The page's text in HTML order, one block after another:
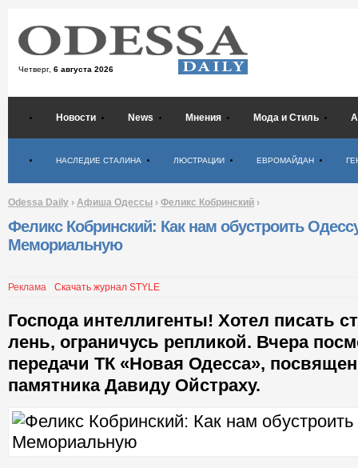
Четверг, 6 августа 2026
Новости News Мнения Мода и Стиль
НАСЛЕДИЕ СТАЛИНА ЛЮСТРАЦИИ ЕВРОМАЙДАН
Odessa Daily › Афиша Одессы › Феликс Кобринский ›
Феликс Кобринский: Как нам обустроить
Мемориальную
Реклама Скачать журнал STYLE
Господа интеллигенты! Хотел писать
лень, ограничусь репликой. Вчера
передачи ТК «Новая Одесса»,
памятника Давиду Ойстраху.